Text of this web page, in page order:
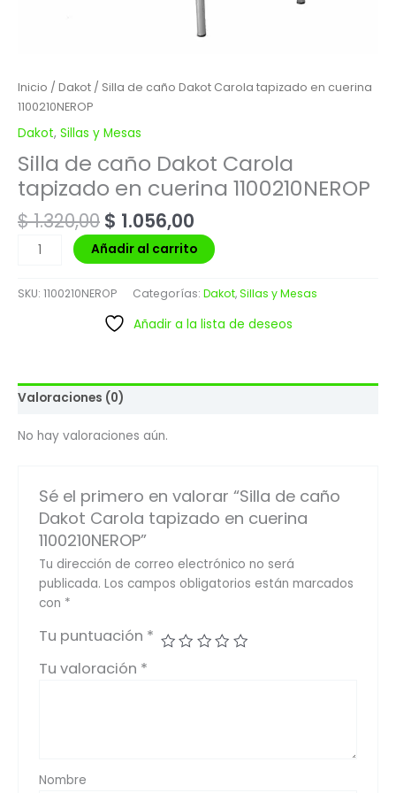
Inicio / Dakot / Silla de caño Dakot Carola tapizado en cuerina
1100210NEROP
Dakot, Sillas y Mesas
Silla de caño Dakot Carola
tapizado en cuerina 1100210NEROP
$1.320,00 $ 1.056,00
Añadir al carrito
SKU: 1100210NEROP Categorías: Dakot,Sillas y Mesas
Añadir a la lista de deseos
Valoraciones (0)
No hay valoraciones aún.
Sé el primero en valorar “Silla de caño
Dakot Carola tapizado en cuerina
1100210NEROP”
Tu dirección de correo electrónico no será
publicada. Los campos obligatorios están marcados
con *
Tu puntuación *
Tu valoración *
Nombre